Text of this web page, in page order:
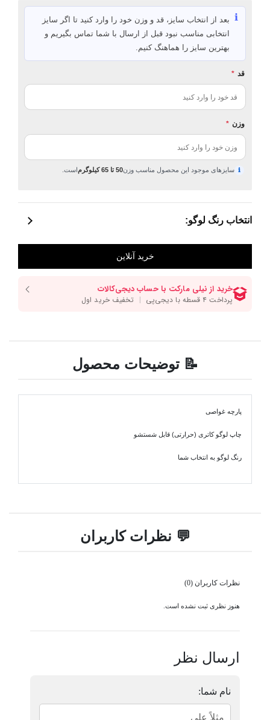
ℹ️ بعد از انتخاب سایز، قد و وزن خود را وارد کنید تا اگر سایز
انتخابی مناسب نبود قبل از ارسال با شما تماس بگیریم و
بهترین سایز را هماهنگ کنیم.
قد *
وزن *
ℹ سایزهای موجود این محصول مناسب وزن50 تا 65 کیلوگرم است.
انتخاب رنگ لوگو:
📝 توضیحات محصول
پارچه غواصی
چاپ لوگو کاتری (حرارتی) قابل شستشو
رنگ لوگو به انتخاب شما
💬 نظرات کاربران
نظرات کاربران (0)
هنوز نظری ثبت نشده است.
ارسال نظر
نام شما: